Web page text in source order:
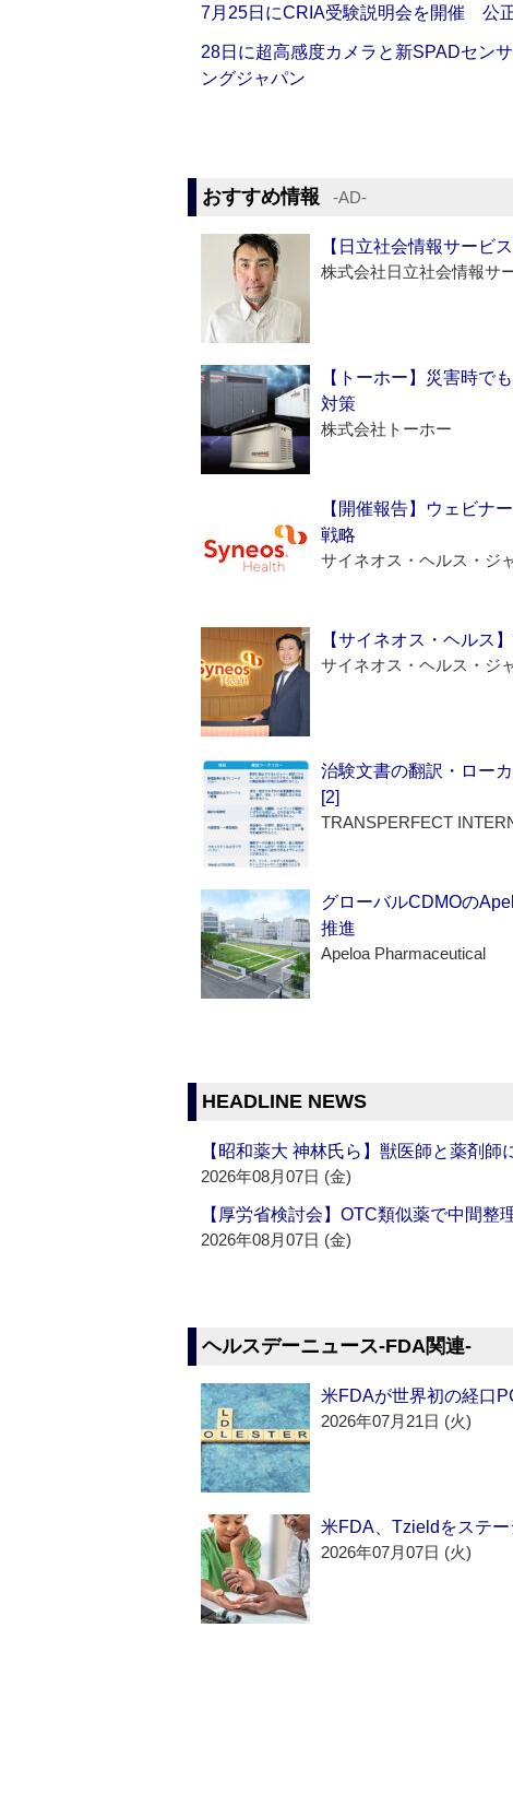
7月25日にCRIA受験説明会を開催 公
28日に超高感度カメラと新SPADセン
ングジャパン
おすすめ情報 ‐AD‐
【日立社会情報サービ
株式会社日立社会情報サ
【トーホー】災害時で
対策
株式会社トーホー
【開催報告】ウェビナ
戦略
サイネオス・ヘルス・ジ
【サイネオス・ヘルス
サイネオス・ヘルス・ジ
治験文書の翻訳・ロー
[2]
TRANSPERFECT
グローバルCDMOの
推進
Apeloa Pharmaceutical
HEADLINE NEWS
【昭和薬大 神林氏ら】獣医師と薬剤
2026年08月07日 (金)
【厚労省検討会】OTC類似薬で中間整
2026年08月07日 (金)
ヘルスデーニュース‐FDA関連‐
米FDAが世界初の経口
2026年07月21日 (火)
米FDA、Tzieldをステ
2026年07月07日 (火)